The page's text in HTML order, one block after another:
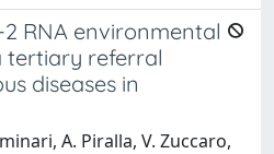
2 RNA environmental
tertiary referral
diseases in
A. Piralla, V. Zuccaro,